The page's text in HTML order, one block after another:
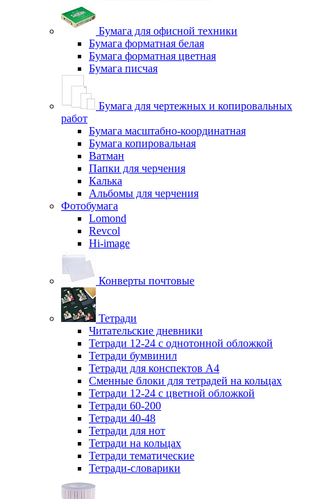
Бумага для офисной техники
Бумага форматная белая
Бумага форматная цветная
Бумага писчая
Бумага для чертежных и копировальных
работ
Бумага масштабно-координатная
Бумага копировальная
Ватман
Папки для черчения
Калька
Альбомы для черчения
Фотобумага
Lomond
Revcol
Hi-image
Конверты почтовые
Тетради
Читательские дневники
Тетради 12-24 с однотонной обложкой
Тетради бумвинил
Тетради для конспектов А4
Сменные блоки для тетрадей на кольцах
Тетради 12-24 с цветной обложкой
Тетради 60-200
Тетради 40-48
Тетради для нот
Тетради на кольцах
Тетради тематические
Тетради-словарики